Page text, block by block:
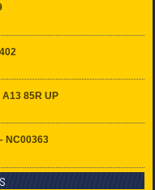
85R UP
NC00363